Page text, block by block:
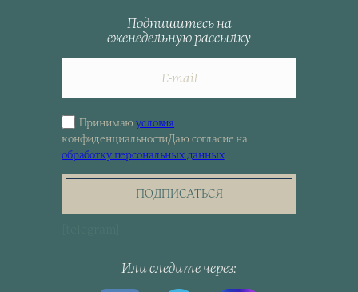
Подпишитесь на
еженедельную рассылку
Sign
up
for
the
Принимаюусловия
конфиденциальностиДаю согласие на
обработку персональных данных.
ПОДПИСАТЬСЯ
Или следите через